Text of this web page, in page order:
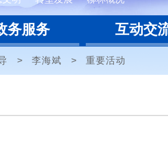
务服务 互动交
> 李海斌 > 重要活动